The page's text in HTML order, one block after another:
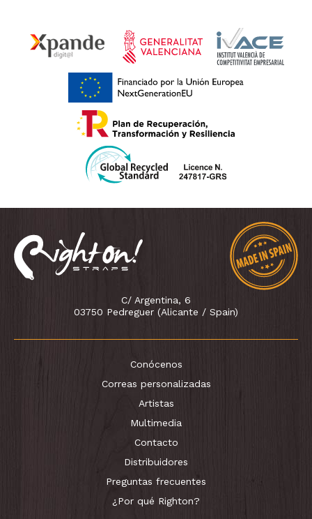
C/ Argentina, 6
03750 Pedreguer (Alicante / Spain)
Conócenos
Correas personalizadas
Artistas
Multimedia
Contacto
Distribuidores
Preguntas frecuentes
¿Por qué Righton?